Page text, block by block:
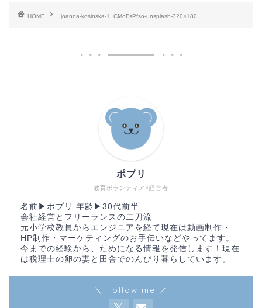
HOME joanna-kosinska-1_CMoFsPfso-unsplash-320×180
教育ボランティア×経営者
ポプリ
名前▶︎ポプリ 年齢▶︎30代前半
会社経営とフリーランスの二刀流
元小学校教員からエンジニアを経て現在は動画制作・
HP制作・マーケティングのお手伝いなどやってます。
今までの経験から、ためになる情報を発信します！現在
は税理士の卵の妻と田舎でのんびり暮らしています。
＼ Follow me ／